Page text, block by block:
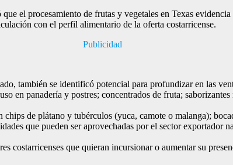
el procesamiento de frutas y vegetales en Texas
con el perfil alimentario de la oferta costarricense.
Publicidad
también se identificó potencial para profundizar en las
en panadería y postres; concentrados de fruta;
chips de plátano y tubérculos (yuca, camote o malanga);
que pueden ser aprovechadas por el sector exportador
costarricenses que quieran incursionar o aumentar su